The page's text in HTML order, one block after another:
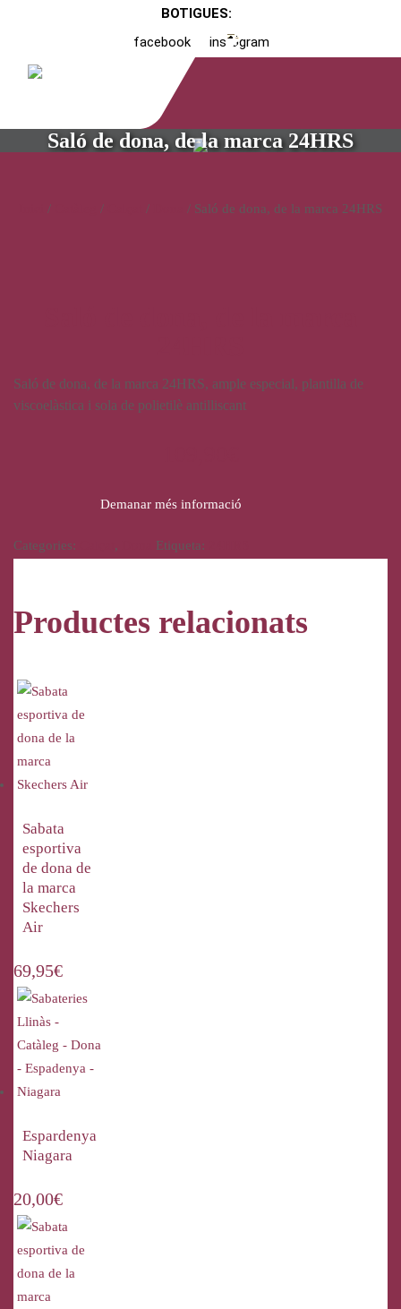
BOTIGUES:
facebook
instagram
Saló de dona, de la marca 24HRS
/ / / / Saló de dona, de la marca 24HRS
Saló de dona, de la marca 24HRS, ample especial, plantilla de
viscoelàstica i sola de polietilè antilliscant
Demanar més informació
Categories: , Etiqueta:
Productes relacionats
Sabata
esportiva
de dona de
la marca
Skechers
Air
69,95€
Espardenya
Niagara
20,00€